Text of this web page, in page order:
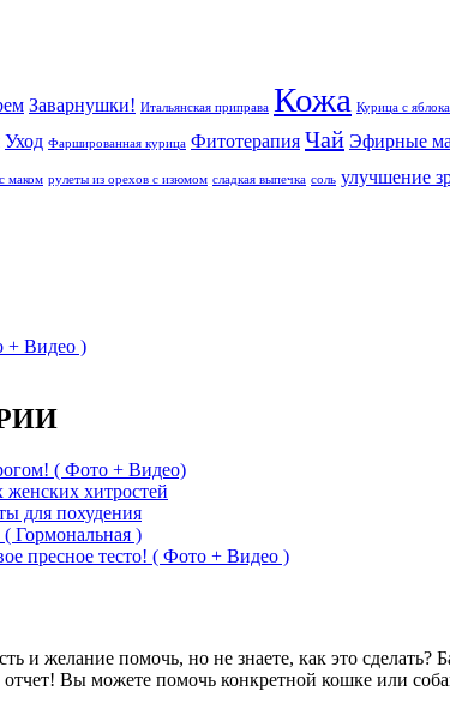
Заварнушки! Итальянская приправа Кожа Курица с
Уход Фаршированная курица Фитотерапия Чай Эфирные
маком рулеты из орехов с изюмом сладкая выпечка соль улучшение
+ Видео )
( Фото + Видео)
хитростей
для похудения
Гормональная )
пресное тесто! ( Фото + Видео )
желание помочь, но не знаете, как это сделать?
Вы можете помочь конкретной кошке или